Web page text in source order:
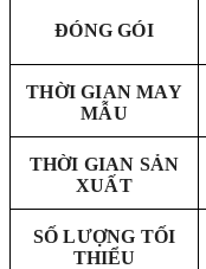
ĐÓNG GÓI
THỜI GIAN MAY
MẪU
THỜI GIAN SẢN
XUẤT
SỐ LƯỢNG TỐI
THIỂU